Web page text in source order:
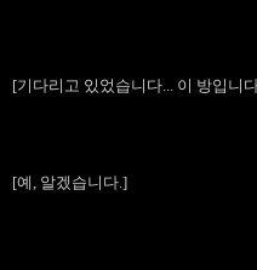
[기다리고 있었습니다... 이 방입니
[예, 알겠습니다.]